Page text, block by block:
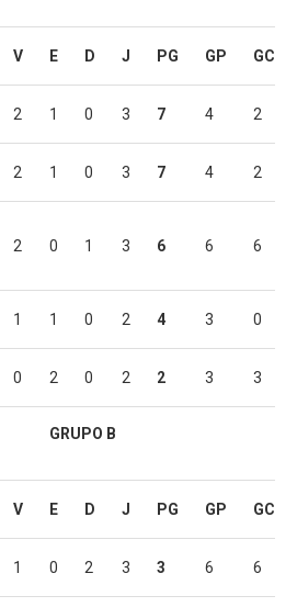
V E D J PG GP GC
2 1 0 3 7 4 2
2 1 0 3 7 4 2
2 0 1 3 6 6 6
1 1 0 2 4 3 0
0 2 0 2 2 3 3
GRUPO B
V E D J PG GP GC
1 0 2 3 3 6 6